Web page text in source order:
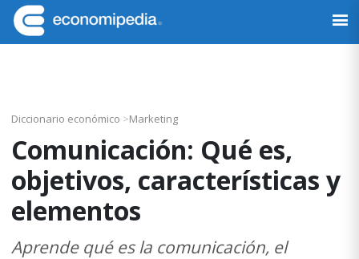
Saltar
a
la
Saltar
al
contenido
Saltar
a
la
Saltar
al
pie
Economipedia
Haciendo
Diccionario económico >Marketing
Comunicación: Qué es,
objetivos, características y
elementos
Aprende qué es la comunicación, el